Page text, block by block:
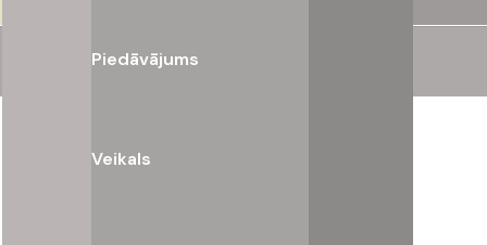
Piedāvājums
Veikals